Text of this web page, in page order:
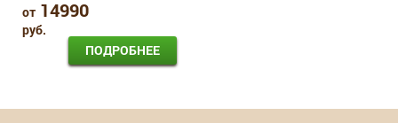
от 14990
руб.
ПОДРОБНЕЕ